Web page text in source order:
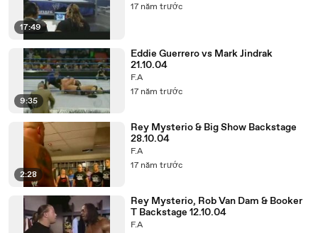
17:49
17 năm trước
9:35
Eddie Guerrero vs Mark Jindrak
21.10.04
F.A
17 năm trước
2:28
Rey Mysterio & Big Show Backstage
28.10.04
F.A
17 năm trước
Rey Mysterio, Rob Van Dam & Booker
T Backstage 12.10.04
F.A